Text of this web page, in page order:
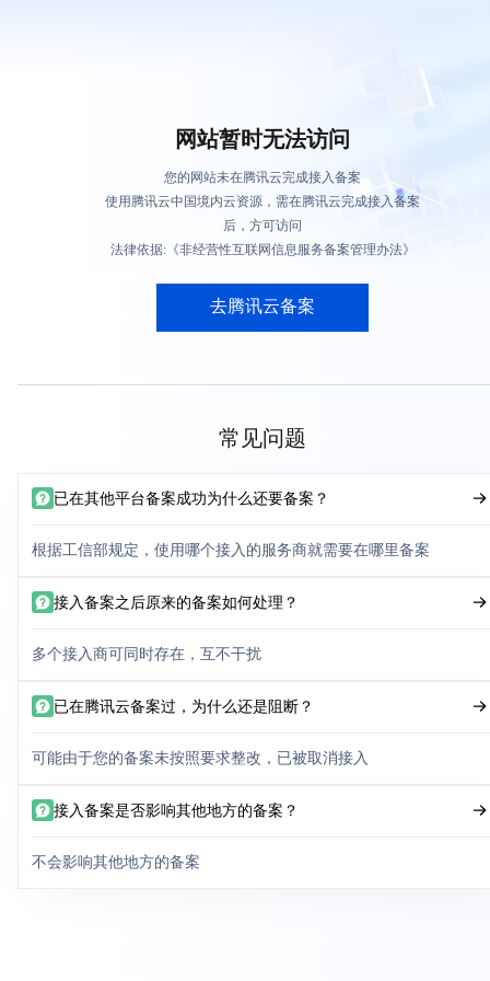
网站暂时无法访问
您的网站未在腾讯云完成接入备案
使用腾讯云中国境内云资源，需在腾讯云完成接入备案
后，方可访问
法律依据:《非经营性互联网信息服务备案管理办法》
去腾讯云备案
常见问题
已在其他平台备案成功为什么还要备案？
根据工信部规定，使用哪个接入的服务商就需要在哪里备案
接入备案之后原来的备案如何处理？
多个接入商可同时存在，互不干扰
已在腾讯云备案过，为什么还是阻断？
可能由于您的备案未按照要求整改，已被取消接入
接入备案是否影响其他地方的备案？
不会影响其他地方的备案